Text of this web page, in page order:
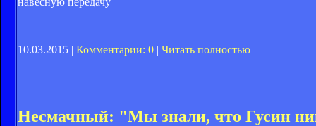
10.03.2015 | Комментарии: 0 | Читать полностью
Несмачный: "Мы знали, что Гусин